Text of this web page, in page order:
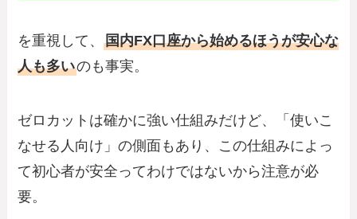
を重視して、国内FX口座から始めるほうが安心な
人も多いのも事実。
ゼロカットは確かに強い仕組みだけど、「使いこ
なせる人向け」の側面もあり、この仕組みによっ
て初心者が安全ってわけではないから注意が必
要。